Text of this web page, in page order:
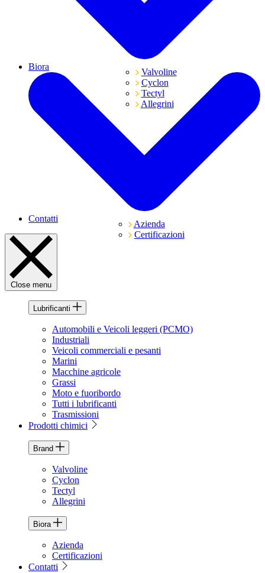
Valvoline
Cyclon
Tectyl
Allegrini
Biora
Azienda
Certificazioni
Contatti
Close menu
Lubrificanti
Automobili e Veicoli leggeri (PCMO)
Industriali
Veicoli commerciali e pesanti
Marini
Macchine agricole
Grassi
Moto e fuoribordo
Tutti i lubrificanti
Trasmissioni
Prodotti chimici
Brand
Valvoline
Cyclon
Tectyl
Allegrini
Biora
Azienda
Certificazioni
Contatti